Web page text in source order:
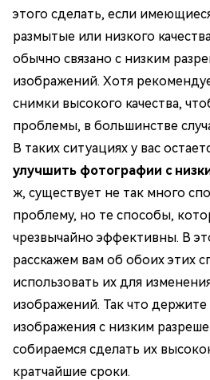
этого сделать, если
размытые или низкого
обычно связано с низким
изображений. Хотя
снимки высокого качества,
проблемы, в большинстве
В таких ситуациях у вас
улучшить фотографии с
ж, существует не так много
проблему, но те способы,
чрезвычайно эффективны. В
расскажем вам об обоих этих
использовать их для
изображений. Так что держите
изображения с низким
собираемся сделать их
кратчайшие сроки.